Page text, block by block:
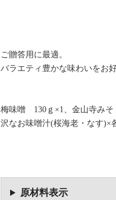
ご贈答用に最適。
バラエティ豊かな味わいをお
梅味噌 130ｇ×1、金山寺みそ
沢なお味噌汁(桜海老・なす)×
原材料表示